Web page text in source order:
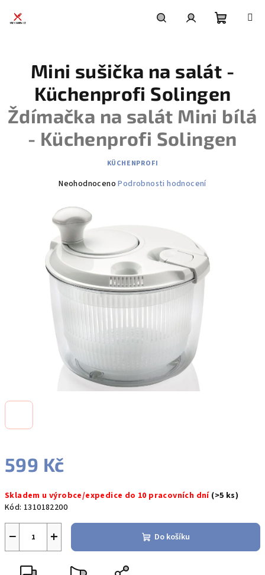
košík
599 Kč
cena:
Skladem u výrobce/expedice do 10 pracovních dní (>5 ks)
Kód: 1310182200
+
− Do košíku
Mini sušička na salát -
Küchenprofi Solingen
Ždímačka na salát Mini bílá
- Küchenprofi Solingen
KÜCHENPROFI
Průměrné
produktu
je
0,0
z
5
hvězdiček.
Neohodnoceno Podrobnosti hodnocení